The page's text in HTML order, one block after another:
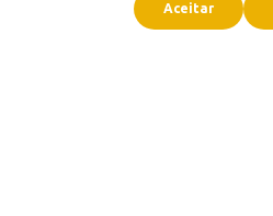
Aceitar